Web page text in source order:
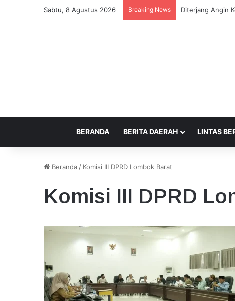
Sabtu, 8 Agustus 2026 Breaking News Kecamatan
BERANDA BERITA DAERAH LINTAS
Beranda / Komisi III DPRD Lombok Barat
Komisi III DPRD